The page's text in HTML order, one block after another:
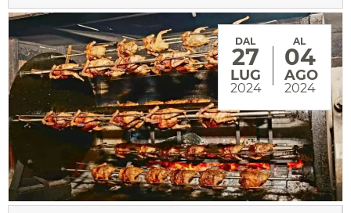
DAL
27
LUG
2024
AL
04
AGO
2024